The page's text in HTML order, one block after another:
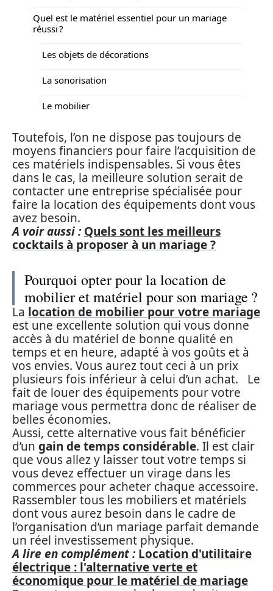
Quel est le matériel essentiel pour un mariage
réussi ?
Les objets de décorations
La sonorisation
Le mobilier
Toutefois, l’on ne dispose pas toujours de
moyens financiers pour faire l’acquisition de
ces matériels indispensables. Si vous êtes
dans le cas, la meilleure solution serait de
contacter une entreprise spécialisée pour
faire la location des équipements dont vous
avez besoin.
A voir aussi : Quels sont les meilleurs
cocktails à proposer à un mariage ?
Pourquoi opter pour la location de
mobilier et matériel pour son mariage ?
La location de mobilier pour votre mariage
est une excellente solution qui vous donne
accès à du matériel de bonne qualité en
temps et en heure, adapté à vos goûts et à
vos envies. Vous aurez tout ceci à un prix
plusieurs fois inférieur à celui d’un achat. Le
fait de louer des équipements pour votre
mariage vous permettra donc de réaliser de
belles économies.
Aussi, cette alternative vous fait bénéficier
d’un gain de temps considérable. Il est clair
que vous allez y laisser tout votre temps si
vous devez effectuer un virage dans les
commerces pour acheter chaque accessoire.
Rassembler tous les mobiliers et matériels
dont vous aurez besoin dans le cadre de
l’organisation d’un mariage parfait demande
un réel investissement physique.
A lire en complément : Location d'utilitaire
électrique : l'alternative verte et
économique pour le matériel de mariage